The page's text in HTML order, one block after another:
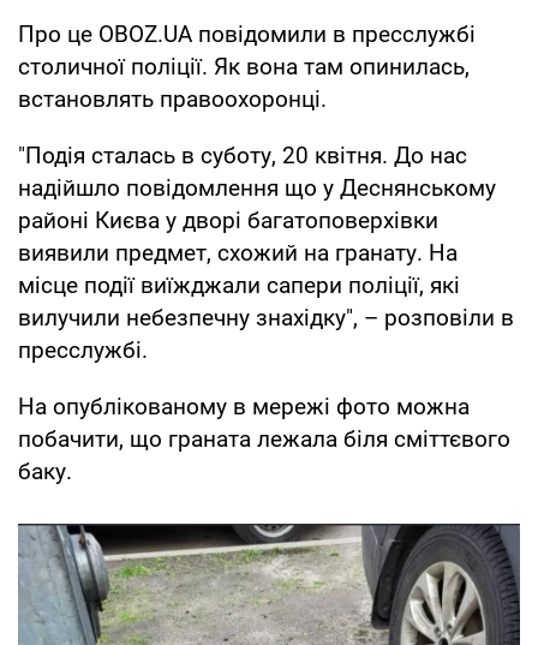
Про це OBOZ.UA повідомили в пресслужбі
столичної поліції. Як вона там опинилась,
встановлять правоохоронці.
"Подія сталась в суботу, 20 квітня. До нас
надійшло повідомлення що у Деснянському
районі Києва у дворі багатоповерхівки
виявили предмет, схожий на гранату. На
місце події виїжджали сапери поліції, які
вилучили небезпечну знахідку", – розповіли в
пресслужбі.
На опублікованому в мережі фото можна
побачити, що граната лежала біля сміттєвого
баку.